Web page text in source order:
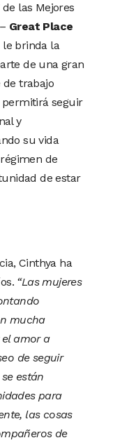
las Mejores
Great Place
le brinda la
de una gran
trabajo
seguir
y
su vida
de
de estar
Cinthya ha
“Las mujeres
mucha
amor a
de seguir
están
para
las cosas
de